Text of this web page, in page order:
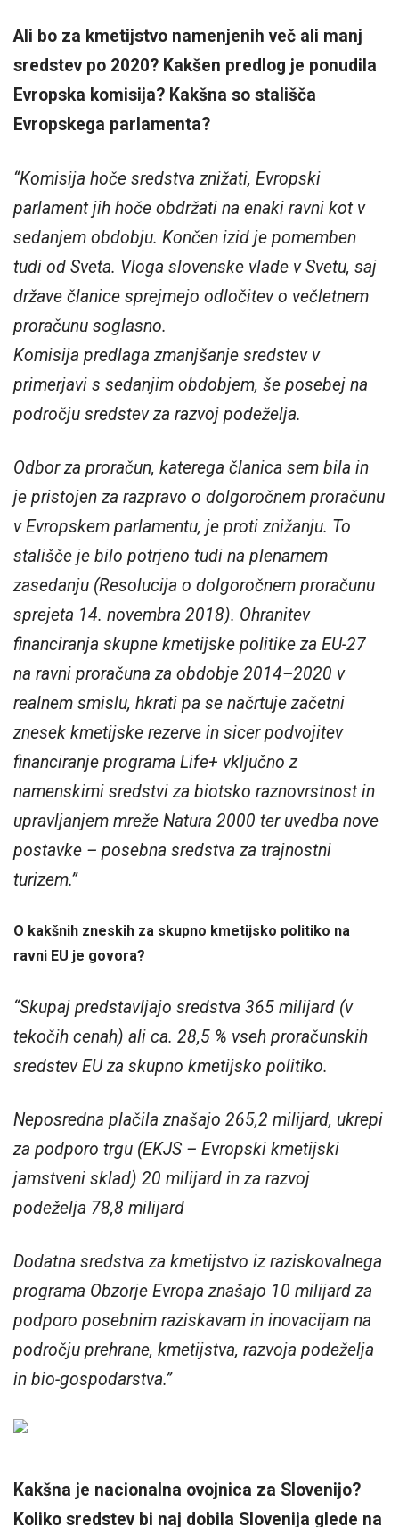
Ali bo za kmetijstvo namenjenih več ali manj
sredstev po 2020? Kakšen predlog je ponudila
Evropska komisija? Kakšna so stališča
Evropskega parlamenta?
“Komisija hoče sredstva znižati, Evropski
parlament jih hoče obdržati na enaki ravni kot v
sedanjem obdobju. Končen izid je pomemben
tudi od Sveta. Vloga slovenske vlade v Svetu, saj
države članice sprejmejo odločitev o večletnem
proračunu soglasno.
Komisija predlaga zmanjšanje sredstev v
primerjavi s sedanjim obdobjem, še posebej na
področju sredstev za razvoj podeželja.
Odbor za proračun, katerega članica sem bila in
je pristojen za razpravo o dolgoročnem proračunu
v Evropskem parlamentu, je proti znižanju. To
stališče je bilo potrjeno tudi na plenarnem
zasedanju (Resolucija o dolgoročnem proračunu
sprejeta 14. novembra 2018). Ohranitev
financiranja skupne kmetijske politike za EU-27
na ravni proračuna za obdobje 2014–2020 v
realnem smislu, hkrati pa se načrtuje začetni
znesek kmetijske rezerve in sicer podvojitev
financiranje programa Life+ vključno z
namenskimi sredstvi za biotsko raznovrstnost in
upravljanjem mreže Natura 2000 ter uvedba nove
postavke – posebna sredstva za trajnostni
turizem.”
O kakšnih zneskih za skupno kmetijsko politiko na
ravni EU je govora?
“Skupaj predstavljajo sredstva 365 milijard (v
tekočih cenah) ali ca. 28,5 % vseh proračunskih
sredstev EU za skupno kmetijsko politiko.
Neposredna plačila znašajo 265,2 milijard, ukrepi
za podporo trgu (EKJS – Evropski kmetijski
jamstveni sklad) 20 milijard in za razvoj
podeželja 78,8 milijard
Dodatna sredstva za kmetijstvo iz raziskovalnega
programa Obzorje Evropa znašajo 10 milijard za
podporo posebnim raziskavam in inovacijam na
področju prehrane, kmetijstva, razvoja podeželja
in bio-gospodarstva.”
Kakšna je nacionalna ovojnica za Slovenijo?
Koliko sredstev bi naj dobila Slovenija glede na